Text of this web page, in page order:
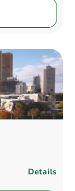
Details